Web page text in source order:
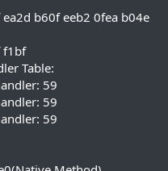
b60f eeb2 0fea b04e
f1bf
Table:
59
59
59